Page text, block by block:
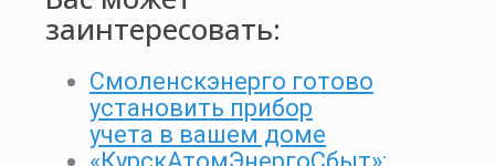
заинтересовать:
Смоленскэнерго готово
установить прибор
учета в вашем доме